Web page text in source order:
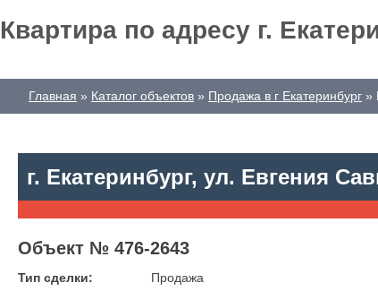
Квартира по адресу г.
Главная Каталог объектов Продажа в г Екатеринбург
г. Екатеринбург, ул. Евгения
Объект № 476-2643
Тип сделки:
Продажа